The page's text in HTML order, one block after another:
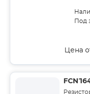
Под
Цена